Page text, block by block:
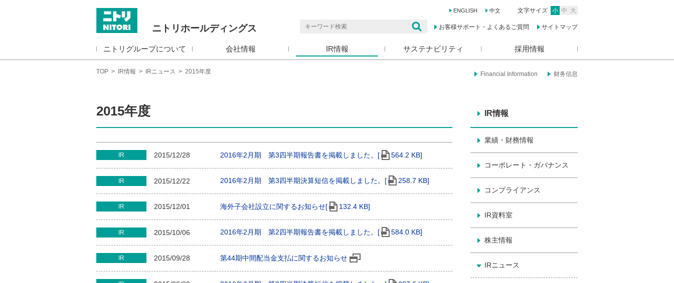
ニトリホールディングス
ニトリグループについて 会社情報 IR情報 サステナビリティ 採用情報
文字サイズ 小 中 大
お客様サポート・よくあるご質問 サイトマップ
ENGLISH 中文
Financial Information 财务信息
TOP > IR情報 > IRニュース > 2015年度
2015年度
IR 2015/12/28 2016年2月期 第3四半期報告書を掲載しました。[ 564.2 KB]
IR 2015/12/22 2016年2月期 第3四半期決算短信を掲載しました。[ 258.7 KB]
IR 2015/12/01 海外子会社設立に関するお知らせ[ 132.4 KB]
IR 2015/10/06 2016年2月期 第2四半期報告書を掲載しました。[ 584.0 KB]
IR 2015/09/28 第44期中間配当金支払に関するお知らせ
IR情報
業績・財務情報
コーポレート・ガバナンス
コンプライアンス
IR資料室
株主情報
IRニュース